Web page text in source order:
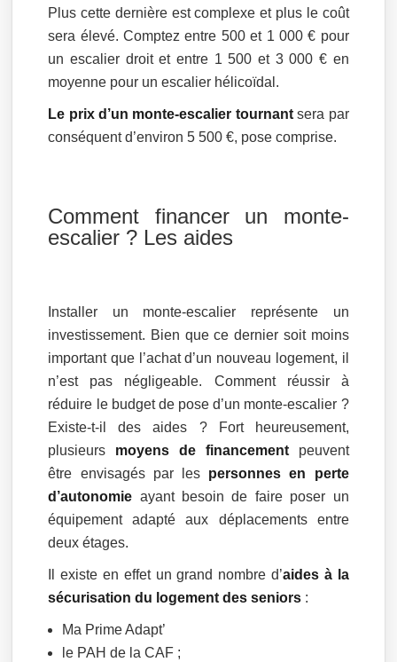
Plus cette dernière est complexe et plus le coût
sera élevé. Comptez entre 500 et 1 000 € pour
un escalier droit et entre 1 500 et 3 000 € en
moyenne pour un escalier hélicoïdal.
Le prix d’un monte-escalier tournantsera par
conséquent d’environ 5 500 €, pose comprise.
Comment financer un monte-
escalier ? Les aides
Installer un monte-escalier représente un
investissement. Bien que ce dernier soit moins
important que l’achat d’un nouveau logement, il
n’est pas négligeable. Comment réussir à
réduire le budget de pose d’un monte-escalier ?
Existe-t-il des aides ? Fort heureusement,
plusieurs moyens de financementpeuvent
être envisagés par les personnes en perte
d’autonomie ayant besoin de faire poser un
équipement adapté aux déplacements entre
deux étages.
Il existe en effet un grand nombre d’aides à la
sécurisation du logement des seniors :
Ma Prime Adapt’
le PAH de la CAF ;